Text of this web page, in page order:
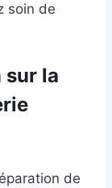
soin de
sur la
de